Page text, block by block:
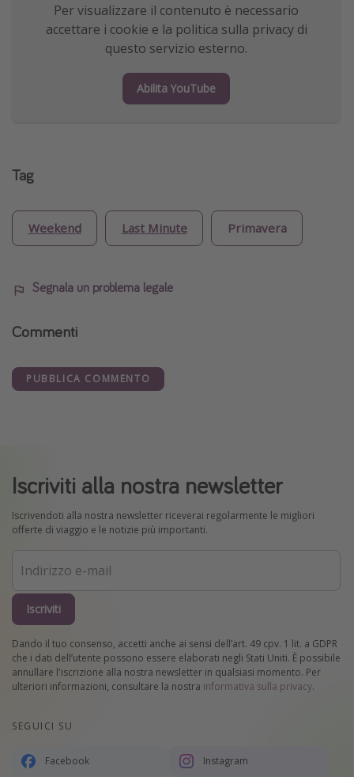
Per visualizzare il contenuto è necessario
accettare i cookie e la politica sulla privacy di
questo servizio esterno.
Abilita YouTube
Tag
Weekend Last Minute Primavera
Segnala un problema legale
Commenti
PUBBLICA COMMENTO
Iscriviti alla nostra newsletter
Iscrivendoti alla nostra newsletter riceverai regolarmente le migliori
offerte di viaggio e le notizie più importanti.
Iscriviti
Dando il tuo consenso, accetti anche ai sensi dell’art. 49 cpv. 1 lit. a GDPR
che i dati dell’utente possono essere elaborati negli Stati Uniti. È possibile
annullare l'iscrizione alla nostra newsletter in qualsiasi momento. Per
ulteriori informazioni, consultare la nostra informativa sulla privacy.
SEGUICI SU
Facebook Instagram